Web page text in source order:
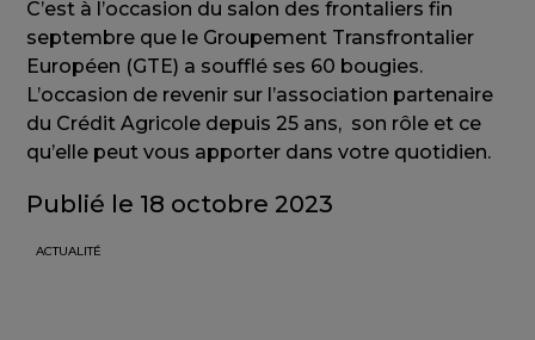
C’est à l’occasion du salon des frontaliers fin
septembre que le Groupement Transfrontalier
Européen (GTE) a soufflé ses 60 bougies.
L’occasion de revenir sur l’association partenaire
du Crédit Agricole depuis 25 ans, son rôle et ce
qu’elle peut vous apporter dans votre quotidien.
Publié le 18 octobre 2023
ACTUALITÉ